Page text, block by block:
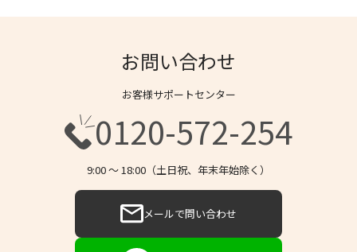
お問い合わせ
お客様サポートセンター
0120-572-254
9:00 〜 18:00（土日祝、年末年始除く）
メールで問い合わせ